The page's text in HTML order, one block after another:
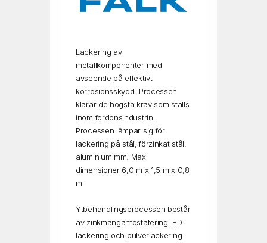
Lackering av
metallkomponenter med
avseende på effektivt
korrosionsskydd. Processen
klarar de högsta krav som ställs
inom fordonsindustrin.
Processen lämpar sig för
lackering på stål, förzinkat stål,
aluminium mm. Max
dimensioner 6,0 m x 1,5 m x 0,8
m
Ytbehandlingsprocessen består
av zinkmanganfosfatering, ED-
lackering och pulverlackering.